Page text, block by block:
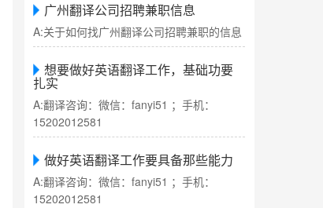
广州翻译公司招聘兼职信息
A:关于如何找广州翻译公司招聘兼职的信息
想要做好英语翻译工作，基础功要
扎实
A:翻译咨询：微信：fanyi51 ；手机：
15202012581
做好英语翻译工作要具备那些能力
A:翻译咨询：微信：fanyi51 ；手机：
15202012581